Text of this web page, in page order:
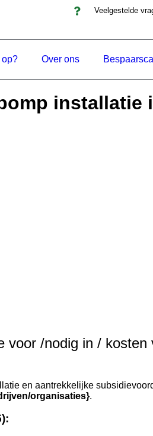
Veelgestelde
op? Over ons
installatie
voor /nodig in / kosten
en aantrekkelijke
organisaties}.